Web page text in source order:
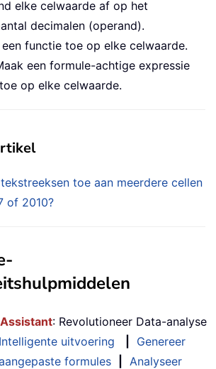
elke celwaarde af op het
decimalen (operand).
een functie toe op elke celwaarde.
een formule-achtige expressie
op elke celwaarde.
toe aan meerdere cellen
of 2010?
Assistant: Revolutioneer Data-analyse
Intelligente uitvoering
Genereer
formules
Analyseer